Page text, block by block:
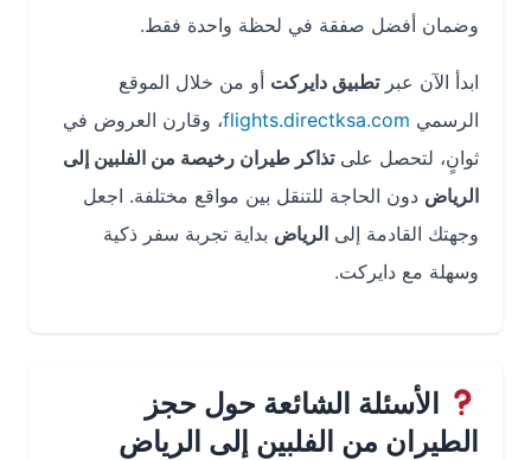
وضمان أفضل صفقة في لحظة واحدة فقط.
ابدأ الآن عبرتطبيق دايركتأو من خلال الموقع
الرسمي flights.directksa.com، وقارن العروض في
ثوانٍ، لتحصل علىتذاكر طيران رخيصة من الفلبين إلى
الرياضدون الحاجة للتنقل بين مواقع مختلفة. اجعل
وجهتك القادمة إلىالرياضبداية تجربة سفر ذكية
وسهلة مع دايركت.
الأسئلة الشائعة حول حجز
الطيران من الفلبين إلى الرياض